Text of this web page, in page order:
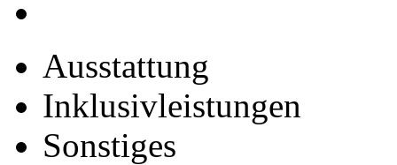
Ausstattung
Inklusivleistungen
Sonstiges